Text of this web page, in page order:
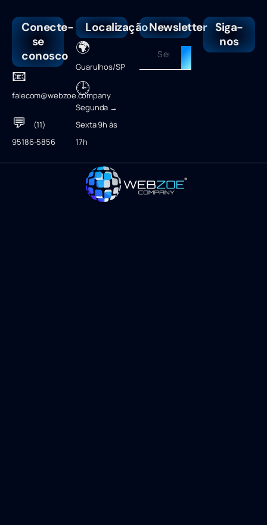
Conecte-
se
conosco
📧
falecom@webzoe.company
💬
(11)
95186-5856
Localização
🌍
Guarulhos/SP
🕒
Segunda →
Sexta 9h às
17h
Newsletter Siga-
nos